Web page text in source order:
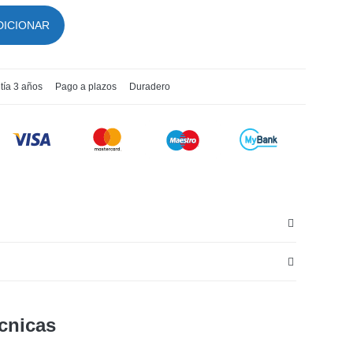
3 años Pago a plazos Duradero